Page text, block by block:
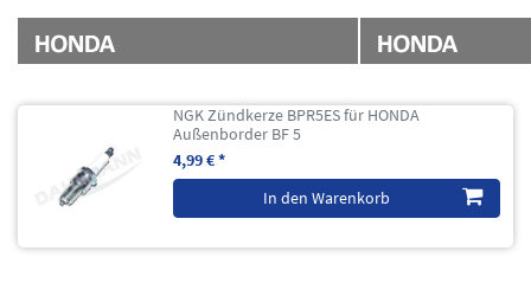
NGK Zündkerze BPR5ES für HONDA
Außenborder BF 5
4,99 € *
In den Warenkorb